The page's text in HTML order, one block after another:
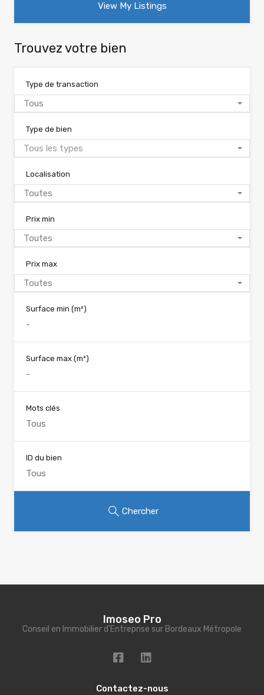
View My Listings
Trouvez votre bien
Type de transaction
Tous
Type de bien
Tous les types
Localisation
Toutes
Prix min
Toutes
Prix max
Toutes
Surface min (m²)
Surface max (m²)
Mots clés
ID du bien
Chercher
Imoseo Pro
Conseil en Immobilier d'Entreprise sur Bordeaux Métropole
Contactez-nous